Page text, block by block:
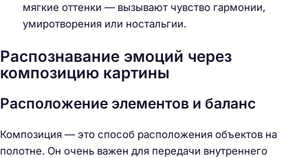
мягкие оттенки — вызывают чувство гармонии,
умиротворения или ностальгии.
Распознавание эмоций через
композицию картины
Расположение элементов и баланс
Композиция — это способ расположения объектов на
полотне. Он очень важен для передачи внутреннего